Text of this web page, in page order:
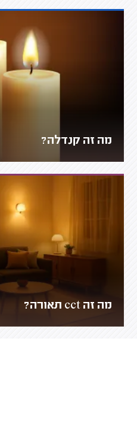
מה זה קנדלה?
מה זה cct תאורה?